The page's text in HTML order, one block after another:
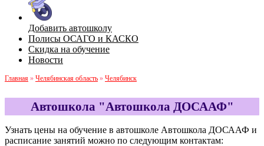
Добавить автошколу
Полисы ОСАГО и КАСКО
Скидка на обучение
Новости
Главная » Челябинская область » Челябинск
Автошкола "Автошкола ДОСААФ"
Узнать цены на обучение в автошколе Автошкола ДОСААФ и
расписание занятий можно по следующим контактам: